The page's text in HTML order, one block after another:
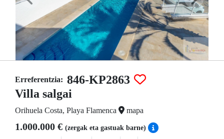
Erreferentzia: 846-KP2863
Villa salgai
Orihuela Costa, Playa Flamenca mapa
1.000.000 € (zergak eta gastuak barne)